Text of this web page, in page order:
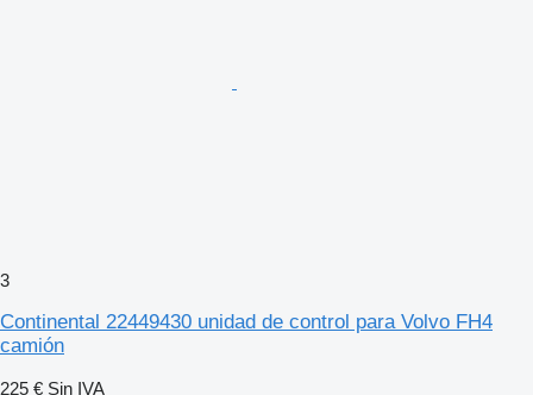
3
Continental 22449430 unidad de control para Volvo FH4
camión
225 € Sin IVA